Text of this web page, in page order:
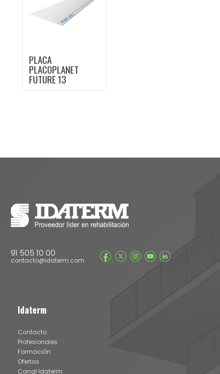
PLACA
PLACOPLANET
FUTURE 13
91 505 10 00
contacto@idaterm.com
Idaterm
Contacto
Profesionales
Formación
Ofertas
Canal Idaterm